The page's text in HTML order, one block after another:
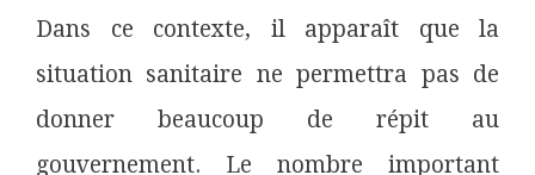
Dans ce contexte, il apparaît que la
situation sanitaire ne permettra pas de
donner beaucoup de répit au
gouvernement. Le nombre important